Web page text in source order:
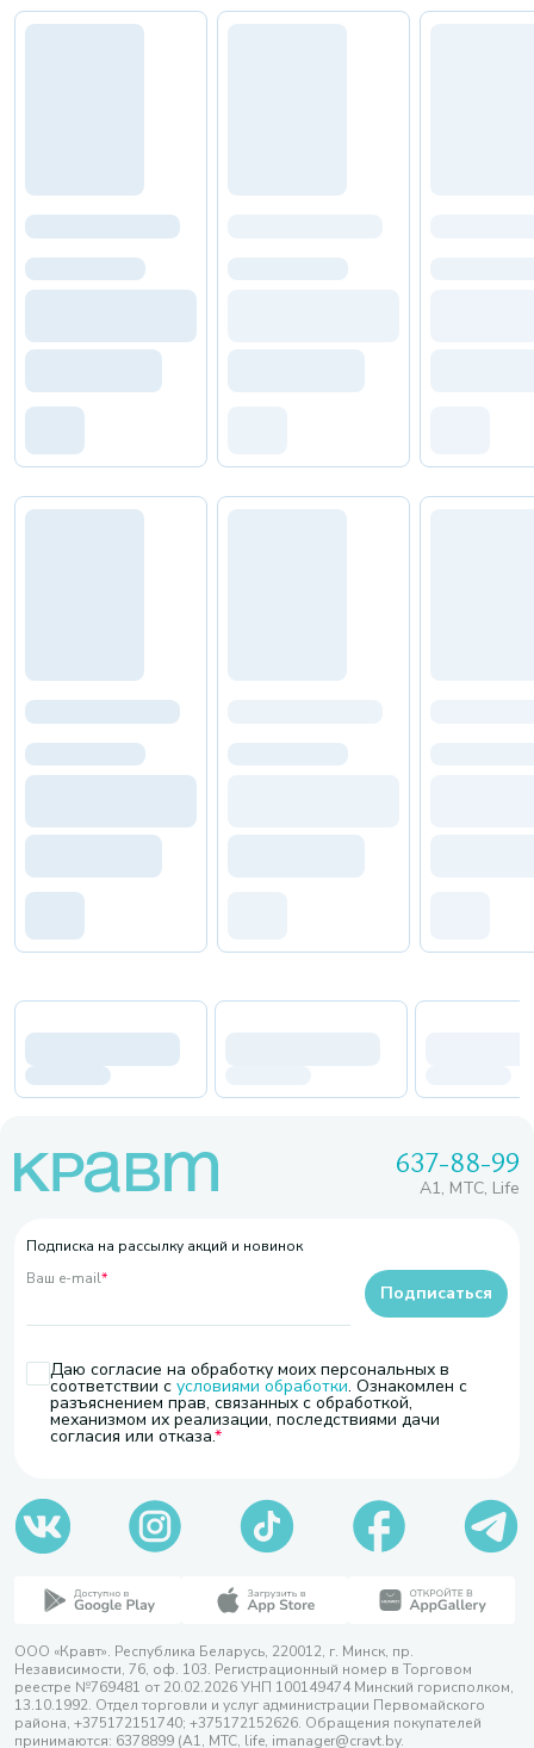
637-88-99
A1, МТС, Life
Подписка на рассылку акций и новинок
Ваш e-mail*
Даю согласие на обработку моих персональных в
соответствии с условиями обработки. Ознакомлен с
разъяснением прав, связанных с обработкой,
механизмом их реализации, последствиями дачи
согласия или отказа.
Подписаться
ООО «Кравт». Республика Беларусь, 220012, г. Минск, пр.
Независимости, 76, оф. 103. Регистрационный номер в Торговом
реестре №769481 от 20.02.2026 УНП 100149474 Минский горисполком,
13.10.1992. Отдел торговли и услуг администрации Первомайского
района, +375172151740; +375172152626. Обращения покупателей
принимаются: 6378899 (А1, МТС, life, imanager@cravt.by.